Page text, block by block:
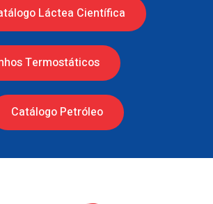
Láctea Científica
Termostáticos
Catálogo Petróleo